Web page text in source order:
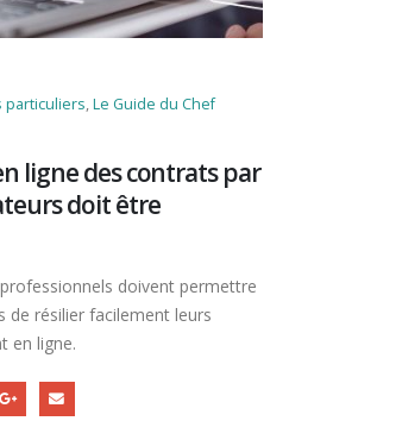
particuliers,Le Guide du Chef
ligne des contrats par
doit être
doivent permettre
de résilier facilement leurs
en ligne.